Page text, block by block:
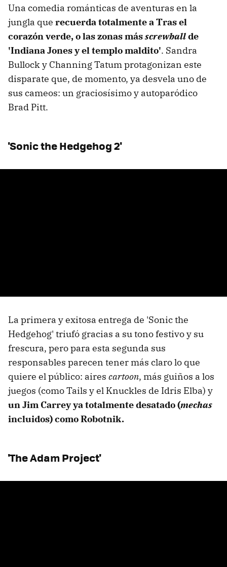
Una comedia románticas de aventuras en la
jungla que recuerda totalmente a Tras el
corazón verde, o las zonas másscrewballde
'Indiana Jones y el templo maldito'. Sandra
Bullock y Channing Tatum protagonizan este
disparate que, de momento, ya desvela uno de
sus cameos: un graciosísimo y autoparódico
Brad Pitt.
'Sonic the Hedgehog 2'
La primera y exitosa entrega de 'Sonic the
Hedgehog' triufó gracias a su tono festivo y su
frescura, pero para esta segunda sus
responsables parecen tener más claro lo que
quiere el público: aires cartoon, más guiños a los
juegos (como Tails y el Knuckles de Idris Elba) y
un Jim Carrey ya totalmente desatado (mechas
incluidos) como Robotnik.
'The Adam Project'